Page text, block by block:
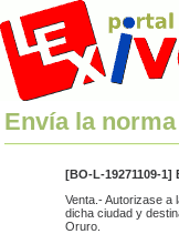
Envía la
[BO-L-19271109-1]
Venta.- Autorizase a
dicha ciudad y
Oruro.